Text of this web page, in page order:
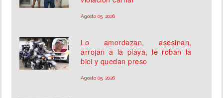
Agosto 05, 2026
Lo amordazan, asesinan,
arrojan a la playa, le roban la
bici y quedan preso
Agosto 05, 2026